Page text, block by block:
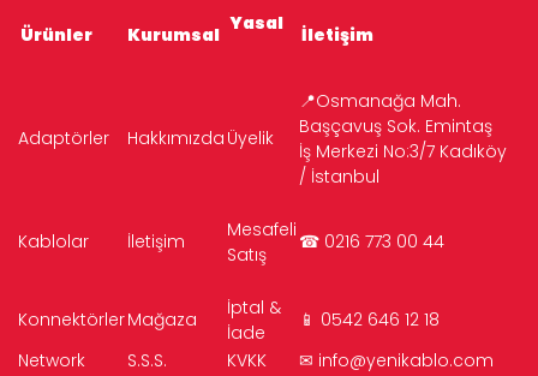
Ürünler
Kurumsal Yasal İletişim
Adaptörler Hakkımızda Üyelik
📍Osmanağa Mah.
Başçavuş Sok. Emintaş
İş Merkezi No:3/7 Kadıköy
/ İstanbul
Kablolar İletişim
Mesafeli
Satış
☎ 0216 773 00 44
KonnektörlerMağaza
İptal &
İade
📱 0542 646 12 18
Network
S.S.S. KVKK ✉ info@yenikablo.com